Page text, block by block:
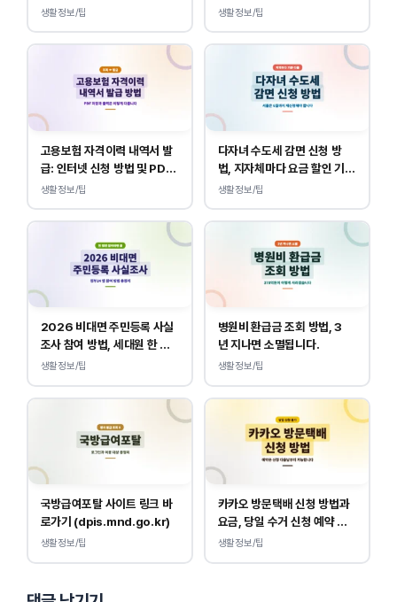
및 예시
생활정보/팁 생활정보/팁
고용보험 자격이력 내역서 발
급: 인터넷 신청 방법 및 PDF
양식 출력
생활정보/팁
다자녀 수도세 감면 신청 방
법, 지자체마다 요금 할인 기준
이 다릅니다.
생활정보/팁
2026 비대면 주민등록 사실
조사 참여 방법, 세대원 한 명
만 하면 됩니다.
생활정보/팁
병원비 환급금 조회 방법, 3
년 지나면 소멸됩니다.
생활정보/팁
국방급여포탈 사이트 링크 바
로가기 (dpis.mnd.go.kr)
생활정보/팁
카카오 방문택배 신청 방법과
요금, 당일 수거 신청 예약 안
내
생활정보/팁